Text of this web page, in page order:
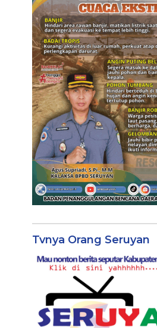
Tvnya Orang Seruyan